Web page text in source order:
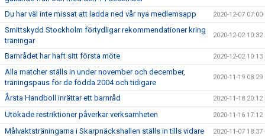
Du har väl inte missat att ladda ned vår nya medlemsapp 2020-12-07 07:00
Smittskydd Stockholm förtydligar rekommendationer kring
träningar
2020-12-02 10:32
Barnrådet har haft sitt första möte 2020-12-02 10:13
Alla matcher ställs in under november och december,
träningspaus för de födda 2004 och tidigare
2020-11-19 08:29
Årsta Handboll inrättar ett barnråd 2020-11-18 20:12
Utökade restriktioner påverkar verksamheten 2020-11-16 17:12
Målvaktsträningarna i Skarpnäckshallen ställs in tills vidare 2020-11-07 18:37